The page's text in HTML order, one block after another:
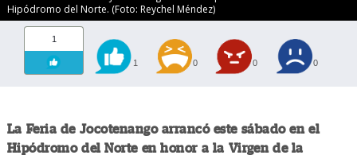
Hipódromo del Norte. (Foto: Reychel Méndez)
1
1 0 0 0
La Feria de Jocotenango arrancó este sábado en el
Hipódromo del Norte en honor a la Virgen de la